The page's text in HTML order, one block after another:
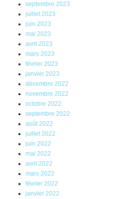
septembre 2023
juillet 2023
juin 2023
mai 2023
avril 2023
mars 2023
février 2023
janvier 2023
décembre 2022
novembre 2022
octobre 2022
septembre 2022
août 2022
juillet 2022
juin 2022
mai 2022
avril 2022
mars 2022
février 2022
janvier 2022